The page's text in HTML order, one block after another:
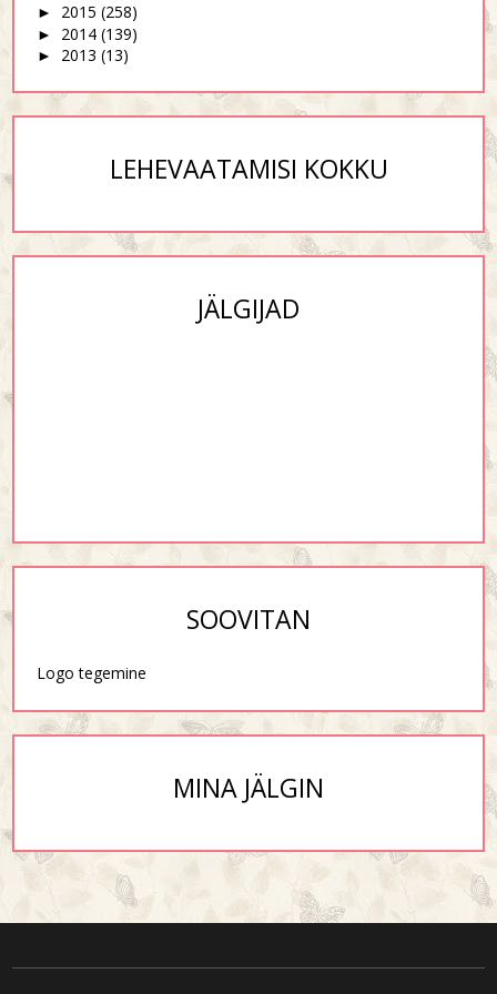
► 2015 (258)
► 2014 (139)
► 2013 (13)
LEHEVAATAMISI KOKKU
JÄLGIJAD
SOOVITAN
Logo tegemine
MINA JÄLGIN